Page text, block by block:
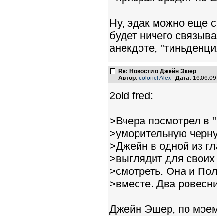
Ну, эдак можно еще с
будет ничего
анекдоте,
Re: Новости о Джейн Эшер
Автор: colonel Alex Дата:
2old fred:
>Вчера посмотрел в
>уморительную
>Джейн в одной из
>выглядит для
>смотреть. Она и
>вместе. Два
Джейн Эшер, по